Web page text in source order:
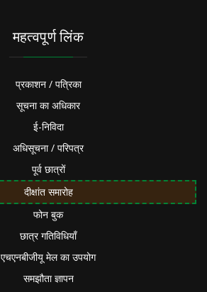
महत्वपूर्ण लिंक
प्रकाशन / पत्रिका
सूचना का अधिकार
ई-निविदा
अधिसूचना / परिपत्र
पूर्व छात्रों
दीक्षांत समारोह
फोन बुक
छात्र गतिविधियाँ
एचएनबीजीयू मेल का उपयोग
समझौता ज्ञापन